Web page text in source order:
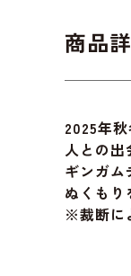
商品
2025年
人との出
ギンガム
ぬくもり
※裁断に